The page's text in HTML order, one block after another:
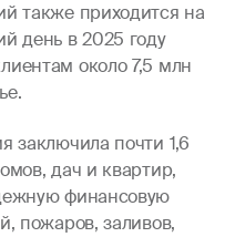
также приходится на
день в 2025 году
около 7,5 млн
заключила почти 1,6
дач и квартир,
финансовую
пожаров, заливов,